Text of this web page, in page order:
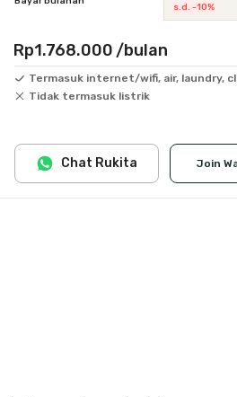
s.d. -10%
Rp1.768.000 /bulan
Termasuk internet/wifi, air, laundry,
Tidak termasuk listrik
Join
Chat Rukita